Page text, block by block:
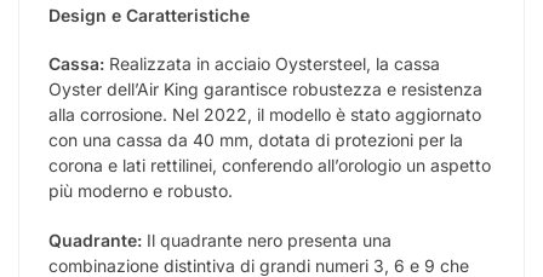
Design e Caratteristiche
Cassa: Realizzata in acciaio Oystersteel, la cassa
Oyster dell’Air King garantisce robustezza e resistenza
alla corrosione. Nel 2022, il modello è stato aggiornato
con una cassa da 40 mm, dotata di protezioni per la
corona e lati rettilinei, conferendo all’orologio un aspetto
più moderno e robusto.
Quadrante: Il quadrante nero presenta una
combinazione distintiva di grandi numeri 3, 6 e 9 che